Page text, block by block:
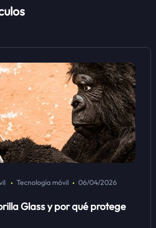
Tecnología móvil 06/04/2026
Glass y por qué protege